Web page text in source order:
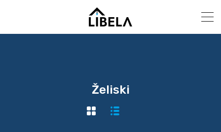
Želiski